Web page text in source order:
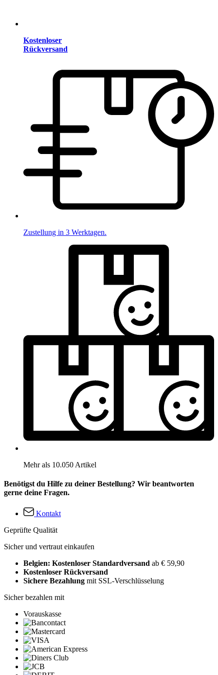
Kostenloser
Rückversand
Zustellung in 3 Werktagen.
Mehr als 10.050 Artikel
Benötigst du Hilfe zu deiner Bestellung? Wir beantworten
gerne deine Fragen.
Kontakt
Geprüfte Qualität
Sicher und vertraut einkaufen
Belgien: Kostenloser Standardversand ab € 59,90
Kostenloser Rückversand
Sichere Bezahlung mit SSL-Verschlüsselung
Sicher bezahlen mit
Vorauskasse